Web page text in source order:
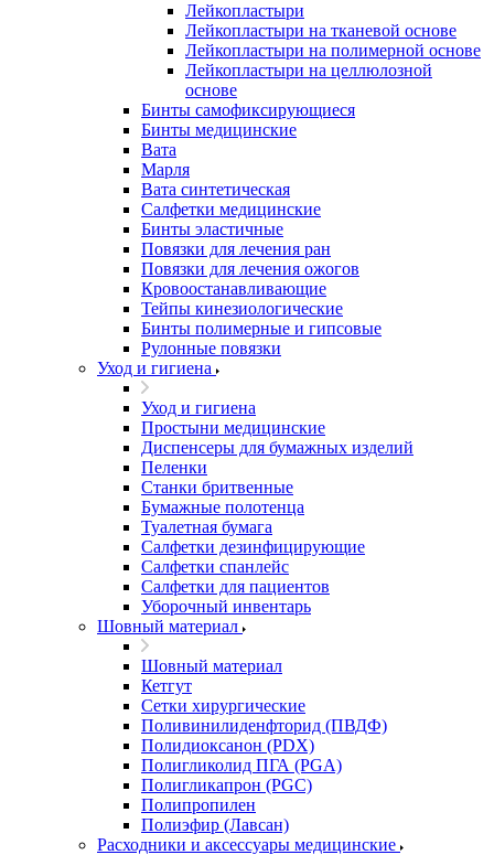
Лейкопластыри
Лейкопластыри на тканевой основе
Лейкопластыри на полимерной основе
Лейкопластыри на целлюлозной
основе
Бинты самофиксирующиеся
Бинты медицинские
Вата
Марля
Вата синтетическая
Салфетки медицинские
Бинты эластичные
Повязки для лечения ран
Повязки для лечения ожогов
Кровоостанавливающие
Тейпы кинезиологические
Бинты полимерные и гипсовые
Рулонные повязки
Уход и гигиена
Уход и гигиена
Простыни медицинские
Диспенсеры для бумажных изделий
Пеленки
Станки бритвенные
Бумажные полотенца
Туалетная бумага
Салфетки дезинфицирующие
Салфетки спанлейс
Салфетки для пациентов
Уборочный инвентарь
Шовный материал
Шовный материал
Кетгут
Сетки хирургические
Поливинилиденфторид (ПВДФ)
Полидиоксанон (PDX)
Полигликолид ПГА (PGA)
Полигликапрон (PGC)
Полипропилен
Полиэфир (Лавсан)
Расходники и аксессуары медицинские